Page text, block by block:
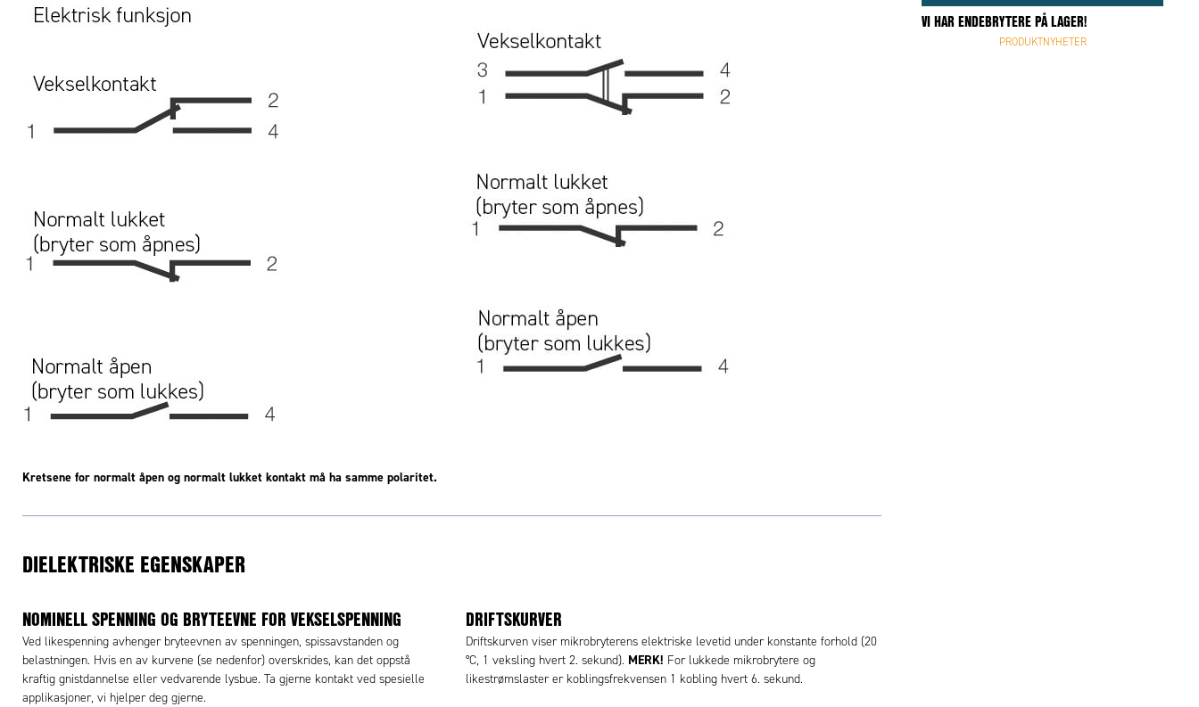
✕
Kretsene for normalt åpen og normalt lukket kontakt må ha samme polaritet.
DIELEKTRISKE EGENSKAPER
NOMINELL SPENNING OG BRYTEEVNE FOR VEKSELSPENNING
Ved likespenning avhenger bryteevnen av spenningen, spissavstanden og
belastningen. Hvis en av kurvene (se nedenfor) overskrides, kan det oppstå
kraftig gnistdannelse eller vedvarende lysbue. Ta gjerne kontakt ved spesielle
applikasjoner, vi hjelper deg gjerne.
DRIFTSKURVER
Driftskurven viser mikrobryterens elektriske levetid under konstante forhold (20
°C, 1 veksling hvert 2. sekund). MERK! For lukkede mikrobrytere og
likestrømslaster er koblingsfrekvensen 1 kobling hvert 6. sekund.
VI HAR ENDEBRYTERE PÅ LAGER!
PRODUKTNYHETER